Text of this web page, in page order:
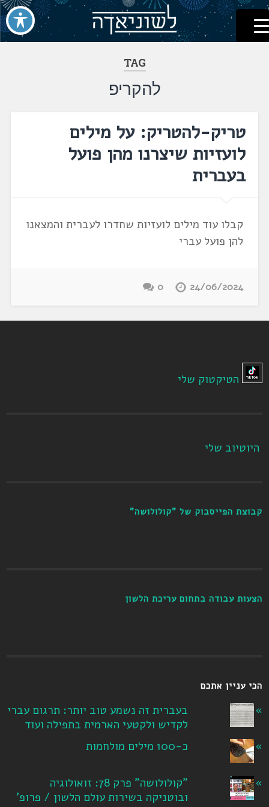
דלג
לתוכן
לשוניאדה
עברית. לשון. שפה
TAG
להקריפ
טריק-להטריק: על מילים
לועזיות שיצרנו מהן פועל
בעברית
קבלו עוד מילים לועזיות שחדרו לעברית והמצאנו
להן פועל עברי
24/06/2024
0
הטיקטוק שלי
היוטיוב שלי
קבוצת הפייסבוק של "קולולושה"
הצעות עבודה בתחום עריכת הלשון
הכי עניין אתכם
בעברית זה נשמע טוב יותר: תרגום עברי
לקדיש ולקטעי הארמית בתפילה ועוד
כ-100 מילים מולחמות
"קולולושה" פרק 78: זואולוגיה
ובוטניקה בשירות עולם הלשון / פרופ'